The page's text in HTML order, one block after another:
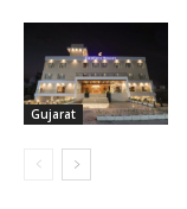
Gujarat